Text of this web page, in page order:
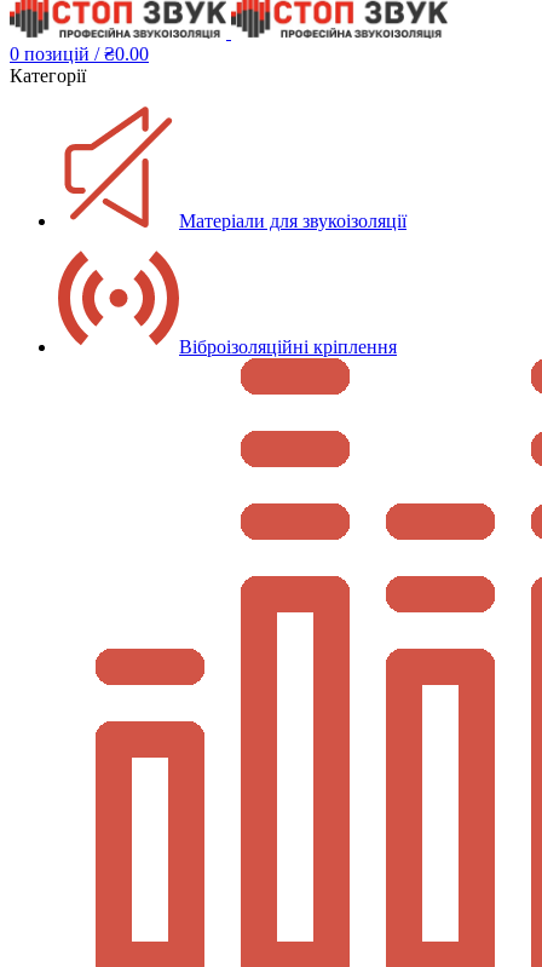
0 позицій / ₴0.00
Категорії
Матеріали для звукоізоляції
Віброізоляційні кріплення